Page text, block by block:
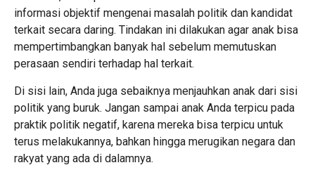
informasi objektif mengenai masalah politik dan kandidat
terkait secara daring. Tindakan ini dilakukan agar anak bisa
mempertimbangkan banyak hal sebelum memutuskan
perasaan sendiri terhadap hal terkait.
Di sisi lain, Anda juga sebaiknya menjauhkan anak dari sisi
politik yang buruk. Jangan sampai anak Anda terpicu pada
praktik politik negatif, karena mereka bisa terpicu untuk
terus melakukannya, bahkan hingga merugikan negara dan
rakyat yang ada di dalamnya.